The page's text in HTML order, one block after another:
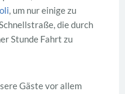
, um nur einige zu
die durch
Stunde Fahrt zu
Gäste vor allem